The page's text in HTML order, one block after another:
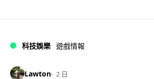
科技娛樂 遊戲情報
Lawton 2 日